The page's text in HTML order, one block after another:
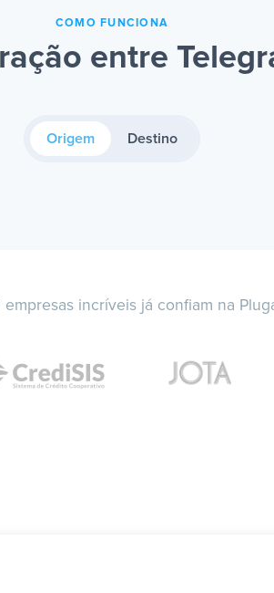
COMO FUNCIONA
entre
Origem Destino
empresas incríveis já confiam na